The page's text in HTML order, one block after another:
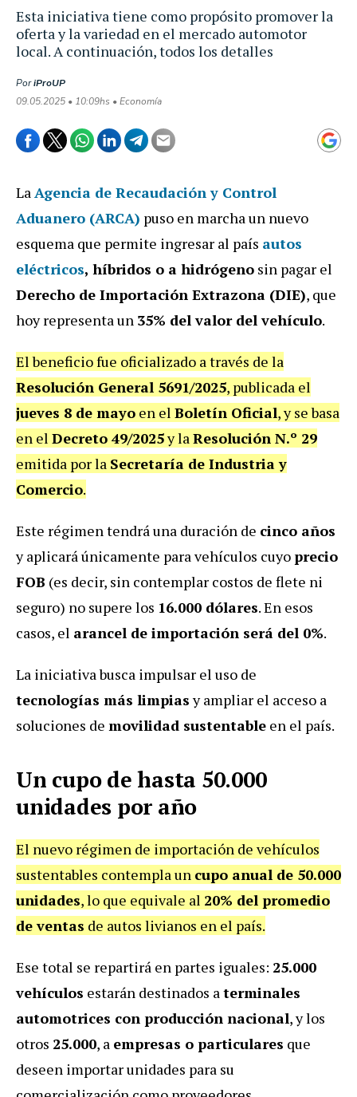
Esta iniciativa tiene como propósito promover la
oferta y la variedad en el mercado automotor
local. A continuación, todos los detalles
PoriProUP
09.05.2025 • 10:09hs • Economía
LaAgencia de Recaudación y Control
Aduanero (ARCA) puso en marcha un nuevo
esquema que permite ingresar al país autos
eléctricos, híbridos o a hidrógeno sin pagar el
Derecho de Importación Extrazona (DIE), que
hoy representa un 35% del valor del vehículo.
El beneficio fue oficializado a través de la
Resolución General 5691/2025, publicada el
jueves 8 de mayo en el Boletín Oficial, y se basa
en el Decreto 49/2025y laResolución N.º 29
emitida por la Secretaría de Industria y
Comercio.
Este régimen tendrá una duración de cinco años
y aplicará únicamente para vehículos cuyoprecio
FOB (es decir, sin contemplar costos de flete ni
seguro) no supere los 16.000 dólares. En esos
casos, el arancel de importación será del 0%.
La iniciativa busca impulsar el uso de
tecnologías más limpiasy ampliar el acceso a
soluciones de movilidad sustentable en el país.
Un cupo de hasta 50.000
unidades por año
El nuevo régimen de importación de vehículos
sustentables contempla un cupo anual de 50.000
unidades, lo que equivale al 20% del promedio
de ventas de autos livianos en el país.
Ese total se repartirá en partes iguales: 25.000
vehículos estarán destinados aterminales
automotrices con producción nacional, y los
otros 25.000, a empresas o particulares que
deseen importar unidades para su